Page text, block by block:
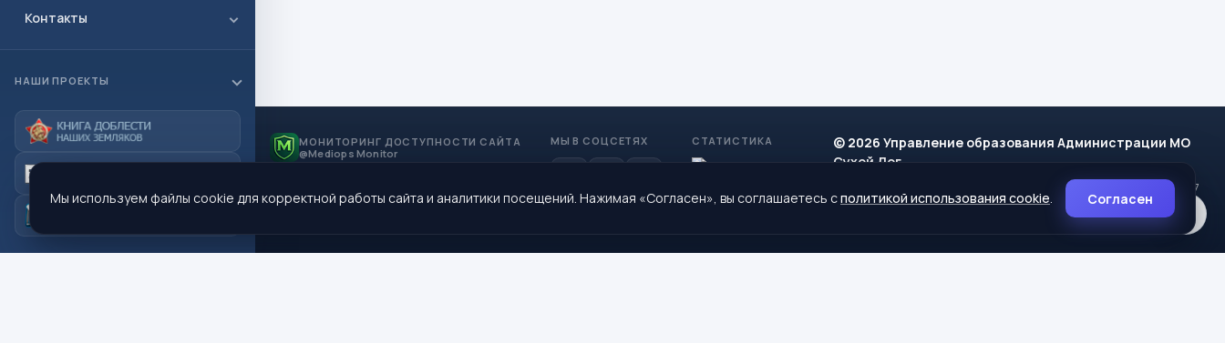
Контакты
НАШИ ПРОЕКТЫ
МОНИТОРИНГ ДОСТУПНОСТИ САЙТА
@Mediops Monitor
МЫ В СОЦСЕТЯХ СТАТИСТИКА
© 2026 Управление образования Администрации МО
Сухой Лог
624800, Свердловская область, г. Сухой Лог, ул. Кирова, дом 7
Политика cookie
Мы используем файлы cookie для корректной работы сайта и аналитики посещений. Нажимая «Согласен», вы соглашаетесь сполитикой использования cookie. Согласен